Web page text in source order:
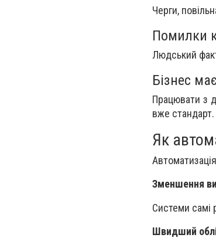
Черги,
Помилки
Людський
Бізнес
Працювати з
вже стандарт.
Як
Зменшення
Системи самі
Швидший